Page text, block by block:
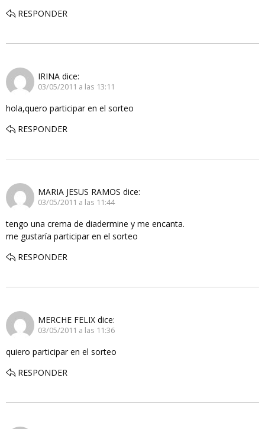
RESPONDER
IRINA dice:
03/05/2011 a las 13:11
hola,quero participar en el sorteo
RESPONDER
MARIA JESUS RAMOS dice:
03/05/2011 a las 11:44
tengo una crema de diadermine y me encanta.
me gustaría participar en el sorteo
RESPONDER
MERCHE FELIX dice:
03/05/2011 a las 11:36
quiero participar en el sorteo
RESPONDER